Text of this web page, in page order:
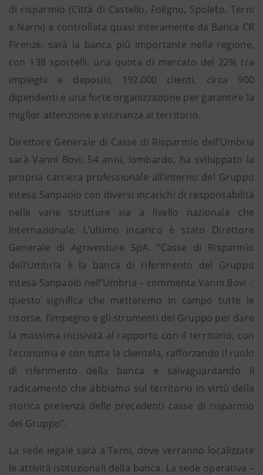
di risparmio (Città di Castello, Foligno, Spoleto, Terni
e Narni) e controllata quasi interamente da Banca CR
Firenze, sarà la banca più importante nella regione,
con 138 sportelli, una quota di mercato del 22% tra
impieghi e depositi, 192.000 clienti, circa 900
dipendenti e una forte organizzazione per garantire la
miglior attenzione e vicinanza al territorio.
Direttore Generale di Casse di Risparmio dell’Umbria
sarà Vanni Bovi: 54 anni, lombardo, ha sviluppato la
propria carriera professionale all’interno del Gruppo
Intesa Sanpaolo con diversi incarichi di responsabilità
nelle varie strutture sia a livello nazionale che
internazionale. L’ultimo incarico è stato Direttore
Generale di Agriventure SpA. “Casse di Risparmio
dell’Umbria è la banca di riferimento del Gruppo
Intesa Sanpaolo nell’Umbria – commenta Vanni Bovi -:
questo significa che metteremo in campo tutte le
risorse, l’impegno e gli strumenti del Gruppo per dare
la massima incisività al rapporto con il territorio, con
l’economia e con tutta la clientela, rafforzando il ruolo
di riferimento della banca e salvaguardando il
radicamento che abbiamo sul territorio in virtù della
storica presenza delle precedenti casse di risparmio
del Gruppo”.
La sede legale sarà a Terni, dove verranno localizzate
le attività istituzionali della banca. La sede operativa –